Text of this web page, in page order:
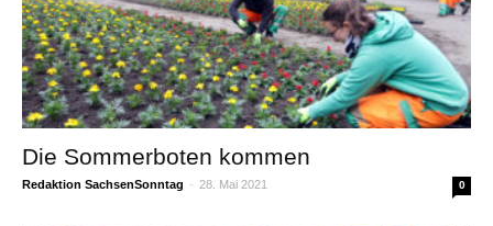
Die Sommerboten kommen
Redaktion SachsenSonntag - 28. Mai 2021 0